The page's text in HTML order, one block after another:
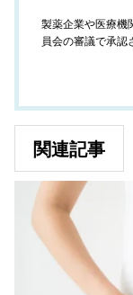
製薬企業や医療機
員会の審議で承認
関連記事